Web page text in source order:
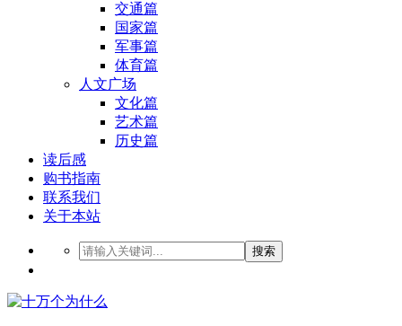
交通篇
国家篇
军事篇
体育篇
人文广场
文化篇
艺术篇
历史篇
读后感
购书指南
联系我们
关于本站
搜索